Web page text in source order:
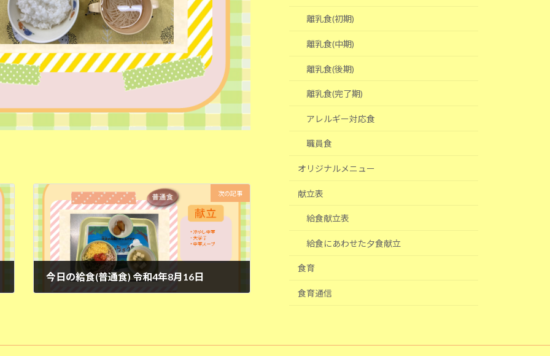
次の記事
今日の給食(普通食) 令和4年8月16日
離乳食(初期)
離乳食(中期)
離乳食(後期)
離乳食(完了期)
アレルギー対応食
職員食
オリジナルメニュー
献立表
給食献立表
給食にあわせた夕食献立
食育
食育通信